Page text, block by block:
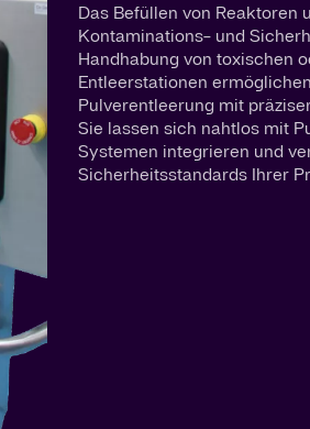
Das Befüllen von Reaktoren
Kontaminations- und
Handhabung von toxischen
Entleerstationen
Pulverentleerung mit
Sie lassen sich nahtlos mit
Systemen integrieren und
Sicherheitsstandards Ihrer